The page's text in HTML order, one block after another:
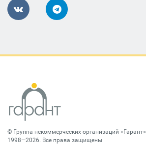
© Группа некоммерческих организаций «Гарант»
1998—2026. Все права защищены